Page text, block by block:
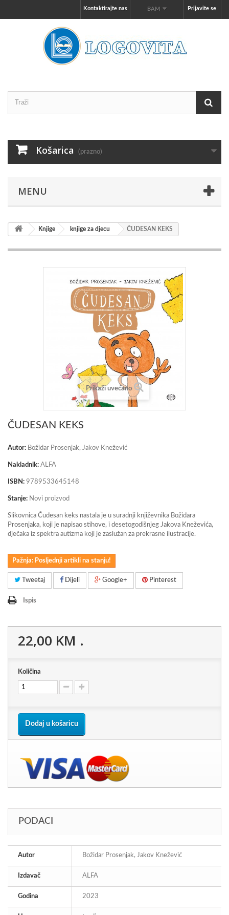
Prijavite se
BAM
Kontaktirajte nas
Košarica (prazno)
MENU
Knjige knjige za djecu ČUDESAN KEKS
Prikaži uvećano
ČUDESAN KEKS
Autor: Božidar Prosenjak, Jakov Knežević
Nakladnik: ALFA
ISBN: 9789533645148
Stanje: Novi proizvod
Slikovnica Čudesan keks nastala je u suradnji književnika Božidara
Prosenjaka, koji je napisao stihove, i desetogodišnjeg Jakova Kneževića,
dječaka iz spektra autizma koji je zaslužan za prekrasne ilustracije.
Pažnja: Posljednji artikli na stanju!
Tweetaj Dijeli Google+ Pinterest
Ispis
22,00 KM .
Količina
Dodaj u košaricu
PODACI
Autor Božidar Prosenjak, Jakov Knežević
Izdavač ALFA
Godina 2023